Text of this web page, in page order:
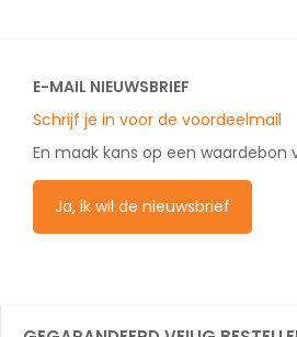
E-MAIL NIEUWSBRIEF
Schrijf je in voor de voordeelmail
En maak kans op een waardebon
Ja, ik wil de nieuwsbrief